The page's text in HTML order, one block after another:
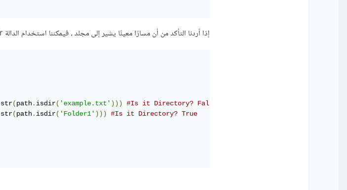
إذا أردنا التأكد من أن مسارًا معينًا يشير إلى مجلد ، فيمكننا استخدام الدالة os.path.isdir
str(path. isdir( 'example.txt' )))
#Is it Directory? False
str(path. isdir( 'Folder1' ))) #Is it Directory? True